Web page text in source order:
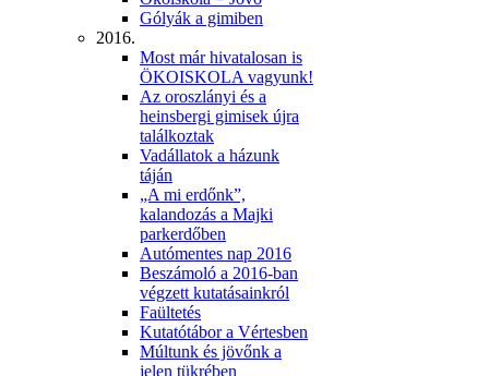
Gólyák a gimiben
2016.
Most már hivatalosan is
ÖKOISKOLA vagyunk!
Az oroszlányi és a
heinsbergi gimisek újra
találkoztak
Vadállatok a házunk
táján
„A mi erdőnk”,
kalandozás a Majki
parkerdőben
Autómentes nap 2016
Beszámoló a 2016-ban
végzett kutatásainkról
Faültetés
Kutatótábor a Vértesben
Múltunk és jövőnk a
jelen tükrében